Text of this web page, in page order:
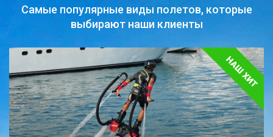
Самые популярные виды полетов, которые
выбирают наши клиенты